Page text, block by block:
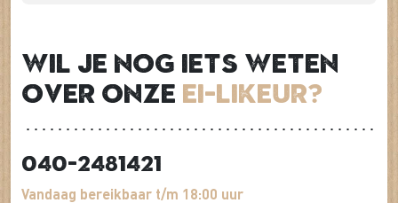
Wil je nog iets weten
over onze Ei-Likeur?
040-2481421
Vandaag bereikbaar t/m 18:00 uur